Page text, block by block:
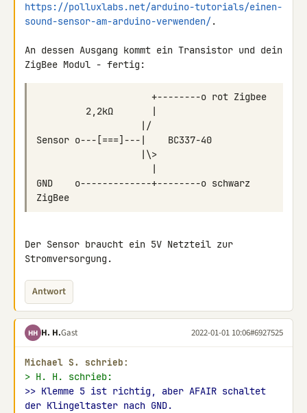
https://polluxlabs.net/arduino-tutorials/einen-
sound-sensor-am-arduino-verwenden/.
An dessen Ausgang kommt ein Transistor und dein
ZigBee Modul - fertig:
GND    o-------------+--------o schwarz
Der Sensor braucht ein 5V Netzteil zur
Stromversorgung.
Antwort
HH H. H.Gast 2022-01-01 10:06#6927525
Michael S. schrieb:
> H. H. schrieb:
>> Klemme 5 ist richtig, aber AFAIR schaltet
der Klingeltaster nach GND.